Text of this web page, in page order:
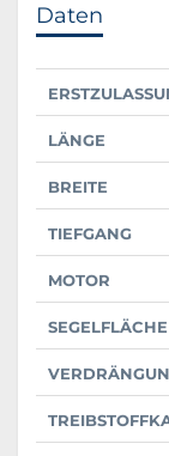
Daten
LÄNGE
BREITE
TIEFGANG
MOTOR
SEGELFLÄCHE